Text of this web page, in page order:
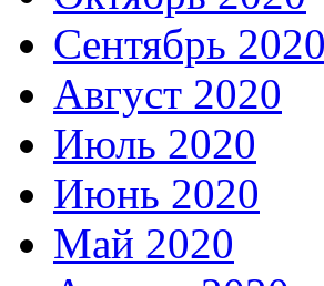
Сентябрь 2020
Август 2020
Июль 2020
Июнь 2020
Май 2020